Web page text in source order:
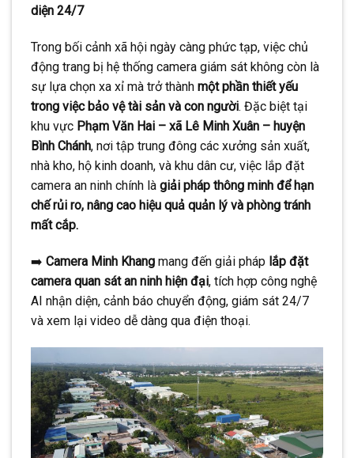
diện 24/7
Trong bối cảnh xã hội ngày càng phức tạp, việc chủ
động trang bị hệ thống camera giám sát không còn là
sự lựa chọn xa xỉ mà trở thành một phần thiết yếu
trong việc bảo vệ tài sản và con người. Đặc biệt tại
khu vực Phạm Văn Hai – xã Lê Minh Xuân – huyện
Bình Chánh, nơi tập trung đông các xưởng sản xuất,
nhà kho, hộ kinh doanh, và khu dân cư, việc lắp đặt
camera an ninh chính là giải pháp thông minh để hạn
chế rủi ro, nâng cao hiệu quả quản lý và phòng tránh
mất cắp.
➡️ Camera Minh Khang mang đến giải pháp lắp đặt
camera quan sát an ninh hiện đại, tích hợp công nghệ
AI nhận diện, cảnh báo chuyển động, giám sát 24/7
và xem lại video dễ dàng qua điện thoại.